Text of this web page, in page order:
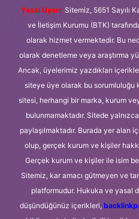
Yasal Uyarı: Sitemiz, 5651 Sayılı
ve İletişim Kurumu (BTK)
olarak hizmet vermektedir. Bu
olarak denetleme veya araştırma
Ancak, üyelerimiz yazdıkları
siteye üye olarak bu sorumluluğu
sitesi, herhangi bir marka, kurum
bulunmamaktadır. Sitede
paylaşılmaktadır. Burada yer alan
olup, gerçek kurum ve kişiler
Gerçek kurum ve kişiler ile isim
Sitemiz, kar amacı gütmeyen ve
platformudur. Hukuka ve yasal
düşündüğünüz içerikleri,